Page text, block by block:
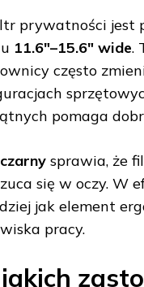
prywatności jest
11.6"–15.6" wide.
często
pomaga
czarny sprawia, że
się w oczy. W
jak element
pracy.